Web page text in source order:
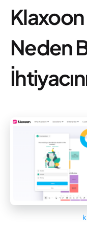
Klaxoon
Neden